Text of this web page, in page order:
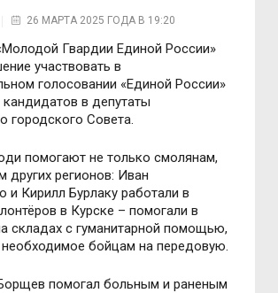
26 МАРТА 2025 ГОДА В 19:20
Гвардии Единой России»
участвовать в
голосовании «Единой России»
в депутаты
городского Совета.
помогают не только смолянам,
других регионов: Иван
и Кирилл Бурлаку работали в
в Курске – помогали в
складах с гуманитарной помощью,
бойцам на передовую.
помогал больным и раненым